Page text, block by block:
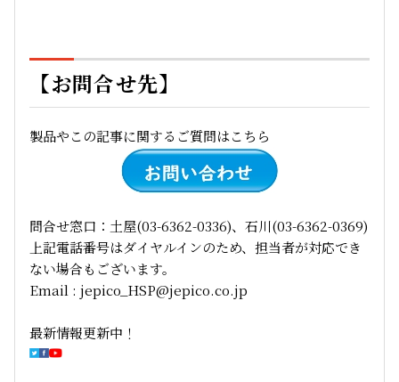
【お問合せ先】
製品やこの記事に関するご質問はこちら
問合せ窓口：土屋(03-6362-0336)、石川(03-6362-0369)
上記電話番号はダイヤルインのため、担当者が対応でき
ない場合もございます。
Email : jepico_HSP@jepico.co.jp
最新情報更新中！